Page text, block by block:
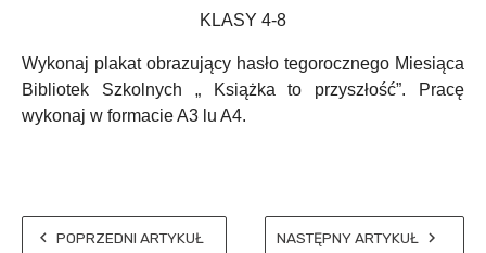
KLASY 4-8
Wykonaj plakat obrazujący hasło tegorocznego Miesiąca
Bibliotek Szkolnych „ Książka to przyszłość”. Pracę
wykonaj w formacie A3 lu A4.
POPRZEDNI ARTYKUŁ NASTĘPNY ARTYKUŁ